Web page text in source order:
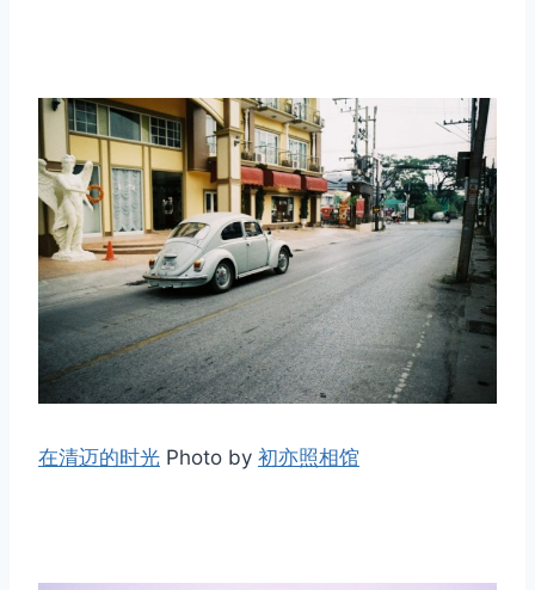
在清迈的时光 Photo by 初亦照相馆